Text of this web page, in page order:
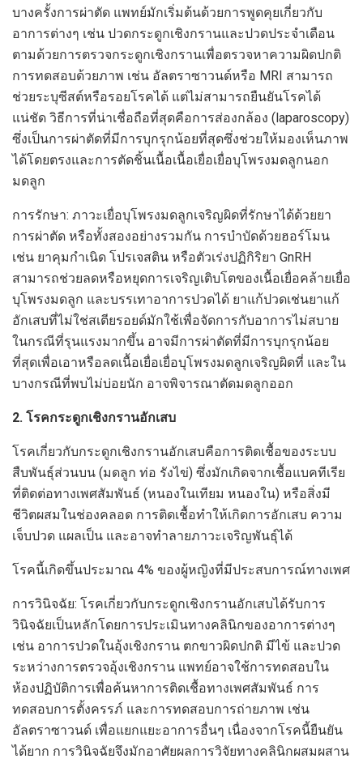
บางครั้งการผ่าตัด แพทย์มักเริ่มต้นด้วยการพูดคุยเกี่ยวกับ
อาการต่างๆ เช่น ปวดกระดูกเชิงกรานและปวดประจำเดือน
ตามด้วยการตรวจกระดูกเชิงกรานเพื่อตรวจหาความผิดปกติ
การทดสอบด้วยภาพ เช่น อัลตราซาวนด์หรือ MRI สามารถ
ช่วยระบุซีสต์หรือรอยโรคได้ แต่ไม่สามารถยืนยันโรคได้
แน่ชัด วิธีการที่น่าเชื่อถือที่สุดคือการส่องกล้อง (laparoscopy)
ซึ่งเป็นการผ่าตัดที่มีการบุกรุกน้อยที่สุดซึ่งช่วยให้มองเห็นภาพ
ได้โดยตรงและการตัดชิ้นเนื้อเนื้อเยื่อเยื่อบุโพรงมดลูกนอก
มดลูก
การรักษา: ภาวะเยื่อบุโพรงมดลูกเจริญผิดที่รักษาได้ด้วยยา
การผ่าตัด หรือทั้งสองอย่างรวมกัน การบำบัดด้วยฮอร์โมน
เช่น ยาคุมกำเนิด โปรเจสติน หรือตัวเร่งปฏิกิริยา GnRH
สามารถช่วยลดหรือหยุดการเจริญเติบโตของเนื้อเยื่อคล้ายเยื่อ
บุโพรงมดลูก และบรรเทาอาการปวดได้ ยาแก้ปวดเช่นยาแก้
อักเสบที่ไม่ใช่สเตียรอยด์มักใช้เพื่อจัดการกับอาการไม่สบาย
ในกรณีที่รุนแรงมากขึ้น อาจมีการผ่าตัดที่มีการบุกรุกน้อย
ที่สุดเพื่อเอาหรือลดเนื้อเยื่อเยื่อบุโพรงมดลูกเจริญผิดที่ และใน
บางกรณีที่พบไม่บ่อยนัก อาจพิจารณาตัดมดลูกออก
2. โรคกระดูกเชิงกรานอักเสบ
โรคเกี่ยวกับกระดูกเชิงกรานอักเสบคือการติดเชื้อของระบบ
สืบพันธุ์ส่วนบน (มดลูก ท่อ รังไข่) ซึ่งมักเกิดจากเชื้อแบคทีเรีย
ที่ติดต่อทางเพศสัมพันธ์ (หนองในเทียม หนองใน) หรือสิ่งมี
ชีวิตผสมในช่องคลอด การติดเชื้อทำให้เกิดการอักเสบ ความ
เจ็บปวด แผลเป็น และอาจทำลายภาวะเจริญพันธุ์ได้
โรคนี้เกิดขึ้นประมาณ 4% ของผู้หญิงที่มีประสบการณ์ทางเพศ
การวินิจฉัย: โรคเกี่ยวกับกระดูกเชิงกรานอักเสบได้รับการ
วินิจฉัยเป็นหลักโดยการประเมินทางคลินิกของอาการต่างๆ
เช่น อาการปวดในอุ้งเชิงกราน ตกขาวผิดปกติ มีไข้ และปวด
ระหว่างการตรวจอุ้งเชิงกราน แพทย์อาจใช้การทดสอบใน
ห้องปฏิบัติการเพื่อค้นหาการติดเชื้อทางเพศสัมพันธ์ การ
ทดสอบการตั้งครรภ์ และการทดสอบการถ่ายภาพ เช่น
อัลตราซาวนด์ เพื่อแยกแยะอาการอื่นๆ เนื่องจากโรคนี้ยืนยัน
ได้ยาก การวินิจฉัยจึงมักอาศัยผลการวิจัยทางคลินิกผสมผสาน